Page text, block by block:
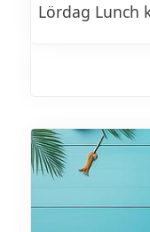
Lördag Lunch
SOMMAR
Kött
Lamm